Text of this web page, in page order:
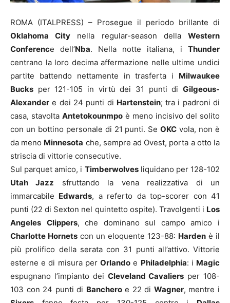
ROMA (ITALPRESS) – Prosegue il periodo brillante di
Oklahoma City nella regular-season dellaWestern
Conference dell’Nba. Nella notte italiana, i Thunder
centrano la loro decima affermazione nelle ultime undici
partite battendo nettamente in trasferta i Milwaukee
Bucks per 121-105 in virtù dei 31 punti di Gilgeous-
Alexander e dei 24 punti di Hartenstein; tra i padroni di
casa, stavolta Antetokounmpo è meno incisivo del solito
con un bottino personale di 21 punti. SeOKC vola, non è
da meno Minnesota che, sempre ad Ovest, porta a otto la
striscia di vittorie consecutive.
Sul parquet amico, i Timberwolvesliquidano per 128-102
Utah Jazz sfruttando la vena realizzativa di un
immarcabile Edwards, a referto da top-scorer con 41
punti (22 di Sexton nel quintetto ospite). Travolgenti i Los
Angeles Clippers, che dominano sul campo amico i
Charlotte Hornets con un eloquente 123-88: Harden è il
più prolifico della serata con 31 punti all’attivo. Vittorie
esterne e di misura perOrlando e Philadelphia: i Magic
espugnano l’impianto dei Cleveland Cavaliers per 108-
103 con 24 punti di Bancheroe 22 di Wagner, mentre i